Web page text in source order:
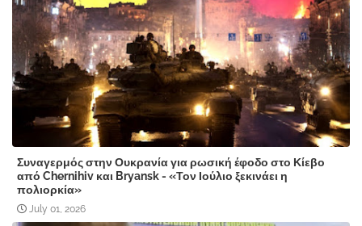
Συναγερμός στην Ουκρανία για ρωσική έφοδο στο Κίεβο
από Chernihiv και Bryansk - «Τον Ιούλιο ξεκινάει η
πολιορκία»
July 01, 2026